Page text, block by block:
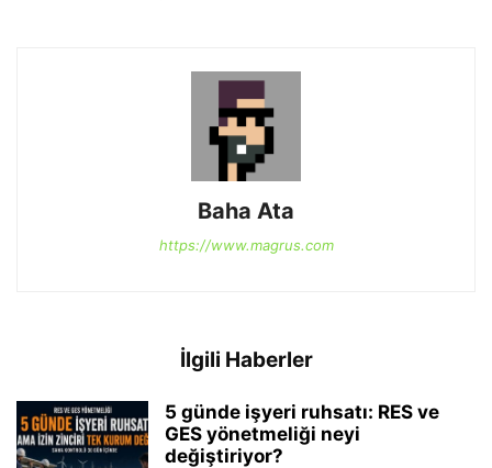
Baha Ata
https://www.magrus.com
İlgili Haberler
5 günde işyeri ruhsatı: RES ve
GES yönetmeliği neyi
değiştiriyor?